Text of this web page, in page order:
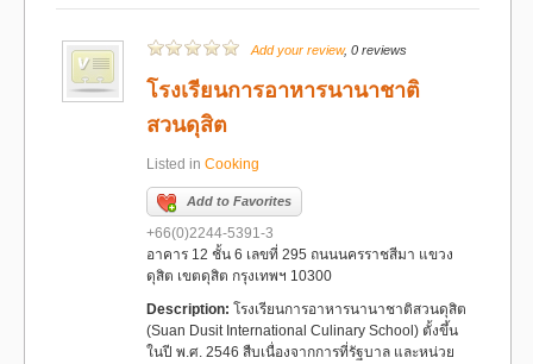
Add your review, 0 reviews
โรงเรียนการอาหารนานาชาติ
สวนดุสิต
Listed in Cooking
Add to Favorites
+66(0)2244-5391-3
อาคาร 12 ชั้น 6 เลขที่ 295 ถนนนครราชสีมา แขวง
ดุสิต เขตดุสิต กรุงเทพฯ 10300
Description: โรงเรียนการอาหารนานาชาติสวนดุสิต
(Suan Dusit International Culinary School) ตั้งขึ้น
ในปี พ.ศ. 2546 สืบเนื่องจากการที่รัฐบาล และหน่วย